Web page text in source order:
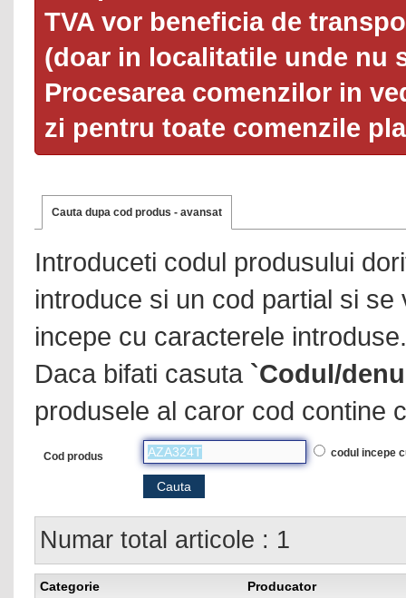
TVA vor beneficia de
(doar in localitatile unde nu
Procesarea comenzilor in
zi pentru toate comenzile
Cauta dupa cod produs - avansat
Introduceti codul produsului
introduce si un cod partial si
incepe cu caracterele introduse.
Daca bifati casuta `Codul/
produsele al caror cod contine
Cod produs codul incepe
Numar total articole : 1
Categorie Producator